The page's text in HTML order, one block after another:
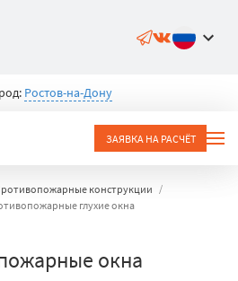
Ростов-на-Дону
ЗАЯВКА НА РАСЧЁТ
конструкции
глухие окна
окна